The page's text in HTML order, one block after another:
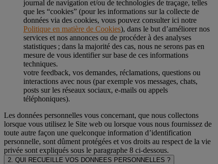
journal de navigation et/ou de technologies de traçage, telles
que les “cookies” (pour les informations sur la collecte de
données via des cookies, vous pouvez consulter ici notre
Politique en matière de Cookies), dans le but d’améliorer nos
services et nos annonces ou de procéder à des analyses
statistiques ; dans la majorité des cas, nous ne serons pas en
mesure de vous identifier sur base de ces informations
techniques.
votre feedback, vos demandes, réclamations, questions ou
interactions avec nous (par exemple vos messages, chats,
posts sur les réseaux sociaux, e-mails ou appels
téléphoniques).
Les données personnelles vous concernant, que nous collectons
lorsque vous utilisez le Site web ou lorsque vous nous fournissez de
toute autre façon une quelconque information d’identification
personnelle, sont dûment protégées et vos droits au respect de la vie
privée sont expliqués sous le paragraphe 8 ci-dessous.
2. QUI RECUEILLE VOS DONNEES PERSONNELLES ?